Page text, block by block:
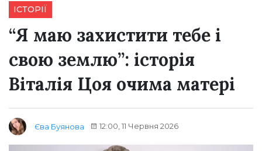
ІСТОРІЇ
“Я маю захистити тебе і
свою землю”: історія
Віталія Цоя очима матері
Єва Буянова 12:00, 11 Червня 2026